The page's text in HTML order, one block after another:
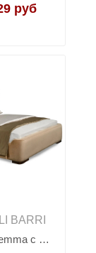
руб
BARRI
Кровать Gemma с решеткой SELECTION, FRATELLI BARRI